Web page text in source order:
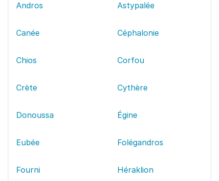
Andros Astypalée
Canée Céphalonie
Chios Corfou
Crète Cythère
Donoussa Égine
Eubée Folégandros
Fourni Héraklion